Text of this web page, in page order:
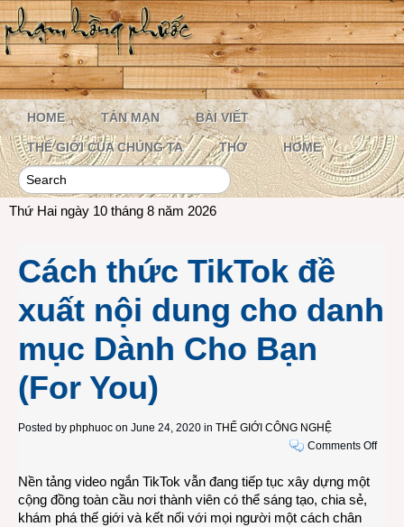
HOME TẢN MẠN BÀI VIẾT
THẾ GIỚI CỦA CHÚNG TA THƠ HOME
Thứ Hai ngày 10 tháng 8 năm 2026
Cách thức TikTok đề
xuất nội dung cho danh
mục Dành Cho Bạn
(For You)
Posted by phphuoc on June 24, 2020 in THẾ GIỚI CÔNG NGHỆ
Comments Offon
Nền tảng video ngắn TikTok vẫn đang tiếp tục xây dựng một
cộng đồng toàn cầu nơi thành viên có thể sáng tạo, chia sẻ,
khám phá thế giới và kết nối với mọi người một cách chân